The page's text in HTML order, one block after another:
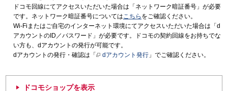
ドコモ回線にてアクセスいただいた場合は「ネットワーク暗証番号」が必要
です。ネットワーク暗証番号についてはこちら をご確認ください。
Wi-Fiまたはご自宅のインターネット環境にてアクセスいただいた場合は「d
アカウントのID／パスワード」が必要です。ドコモの契約回線をお持ちでな
い方も、dアカウントの発行が可能です。
dアカウントの発行・確認は「
dアカウント発行 」でご確認ください。
ドコモショップを表示